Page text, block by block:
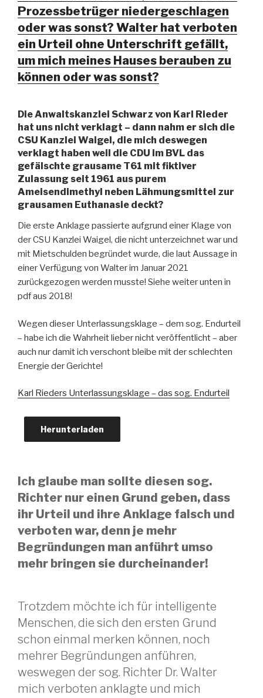
Prozessbetrüger niedergeschlagen
oder was sonst? Walter hat verboten
ein Urteil ohne Unterschrift gefällt,
um mich meines Hauses berauben zu
können oder was sonst?
Die Anwaltskanzlei Schwarz von Karl Rieder
hat uns nicht verklagt – dann nahm er sich die
CSU Kanzlei Waigel, die mich deswegen
verklagt haben weil die CDU im BVL das
gefälschte grausame T61 mit fiktiver
Zulassung seit 1961 aus purem
Ameisendimethyl neben Lähmungsmittel zur
grausamen Euthanasie deckt?
Die erste Anklage passierte aufgrund einer Klage von
der CSU Kanzlei Waigel, die nicht unterzeichnet war und
mit Mietschulden begründet wurde, die laut Aussage in
einer Verfügung von Walter im Januar 2021
zurückgezogen werden musste! Siehe weiter unten in
pdf aus 2018!
Wegen dieser Unterlassungsklage – dem sog. Endurteil
– habe ich die Wahrheit lieber nicht veröffentlicht – aber
auch nur damit ich verschont bleibe mit der schlechten
Energie der Gerichte!
Karl Rieders Unterlassungsklage – das sog. Endurteil
Herunterladen
Ich glaube man sollte diesen sog.
Richter nur einen Grund geben, dass
ihr Urteil und ihre Anklage falsch und
verboten war, denn je mehr
Begründungen man anführt umso
mehr bringen sie durcheinander!
Trotzdem möchte ich für intelligente
Menschen, die sich den ersten Grund
schon einmal merken können, noch
mehrer Begründungen anführen,
weswegen der sog. Richter Dr. Walter
mich verboten anklagte und mich